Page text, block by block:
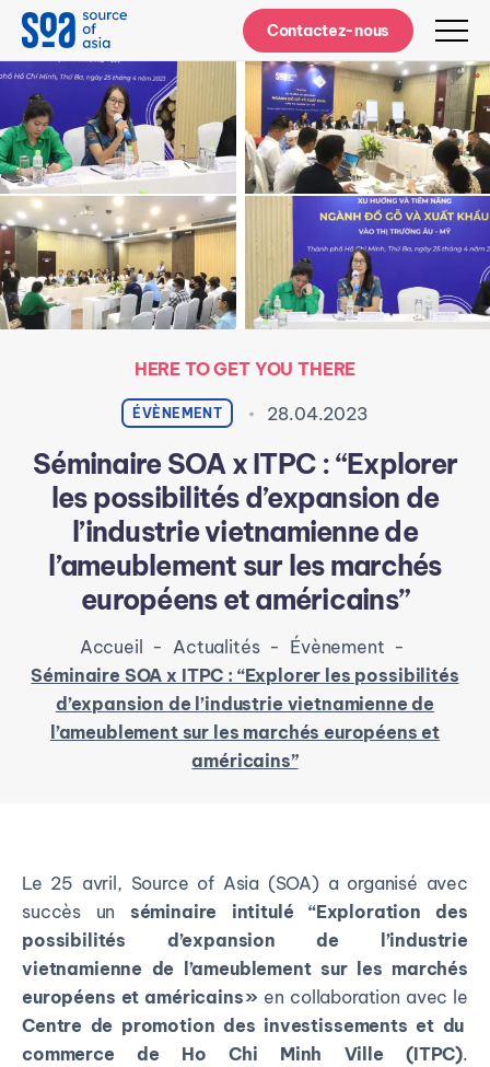
HERE TO GET YOU THERE
ÉVÈNEMENT 28.04.2023
Séminaire SOA x ITPC : “Explorer
les possibilités d’expansion de
l’industrie vietnamienne de
l’ameublement sur les marchés
européens et américains”
Accueil - Actualités - Évènement -
Séminaire SOA x ITPC : “Explorer les possibilités
d’expansion de l’industrie vietnamienne de
l’ameublement sur les marchés européens et
américains”
Contactez-nous
Le 25 avril, Source of Asia (SOA) a organisé avec
succès un séminaire intitulé “Exploration des
possibilités d’expansion de l’industrie
vietnamienne de l’ameublement sur les marchés
européens et américains » en collaboration avec le
Centre de promotion des investissements et du
commerce de Ho Chi Minh Ville (ITPC).
Notifications